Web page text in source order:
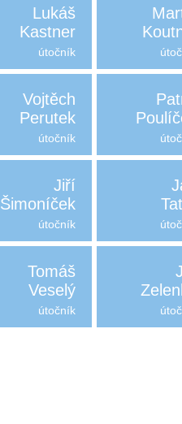
Lukáš
Kastner
útočník
Vojtěch
Perutek
útočník
Jiří
Šimoníček
útočník
Tomáš
Veselý
útočník